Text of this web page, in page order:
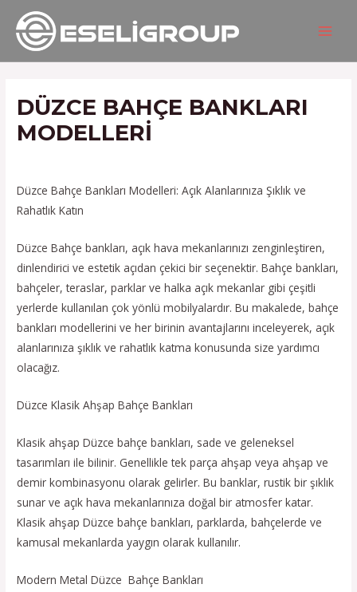
İçeriğe
atla
DÜZCE BAHÇE BANKLARI
MODELLERI
Düzce Bahçe Bankları Modelleri: Açık Alanlarınıza Şıklık ve
Rahatlık Katın
Düzce Bahçe bankları, açık hava mekanlarınızı zenginleştiren,
dinlendirici ve estetik açıdan çekici bir seçenektir. Bahçe bankları,
bahçeler, teraslar, parklar ve halka açık mekanlar gibi çeşitli
yerlerde kullanılan çok yönlü mobilyalardır. Bu makalede, bahçe
bankları modellerini ve her birinin avantajlarını inceleyerek, açık
alanlarınıza şıklık ve rahatlık katma konusunda size yardımcı
olacağız.
Düzce Klasik Ahşap Bahçe Bankları
Klasik ahşap Düzce bahçe bankları, sade ve geleneksel
tasarımları ile bilinir. Genellikle tek parça ahşap veya ahşap ve
demir kombinasyonu olarak gelirler. Bu banklar, rustik bir şıklık
sunar ve açık hava mekanlarınıza doğal bir atmosfer katar.
Klasik ahşap Düzce bahçe bankları, parklarda, bahçelerde ve
kamusal mekanlarda yaygın olarak kullanılır.
Modern Metal Düzce Bahçe Bankları
Yazı
gezinmesi